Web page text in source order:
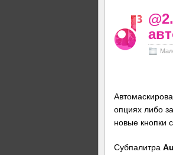
опциях либо
новые кнопки
Субпалитра